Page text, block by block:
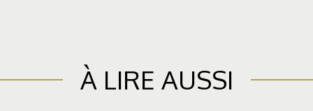
À LIRE AUSSI